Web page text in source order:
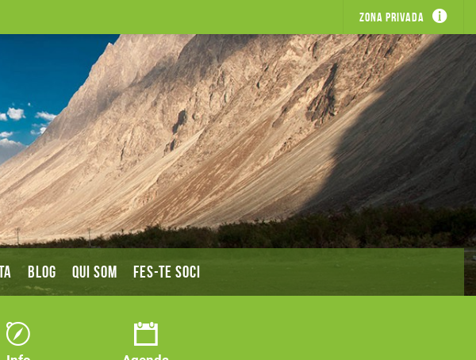
Zona privada
BLOG QUI SOM FES-TE SOCI